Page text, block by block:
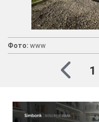
Фото: www
1